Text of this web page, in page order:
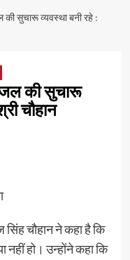
की सुचारू व्यवस्था बनी रहे :
की सुचारू
चौहान
चौहान ने कहा है कि
हो। उन्होंने कहा कि